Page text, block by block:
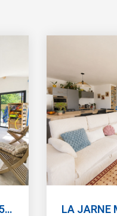
EXCLUSIVITE PERIGNY 235 M² JARDIN